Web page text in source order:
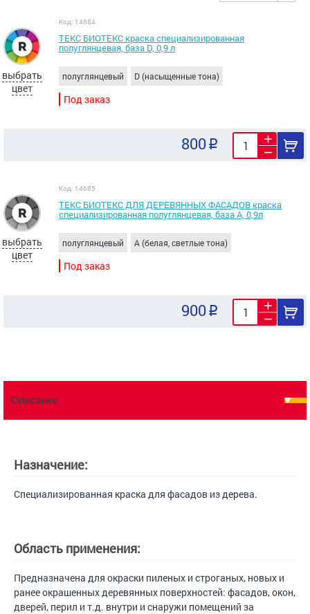
выбрать
цвет
Код: 14684
ТЕКС БИОТЕКС краска специализированная
полуглянцевая, база D, 0,9 л
полуглянцевый D (насыщенные тона)
Под заказ
800
выбрать
цвет
Код: 14685
ТЕКС БИОТЕКС ДЛЯ ДЕРЕВЯННЫХ ФАСАДОВ краска
специализированная полуглянцевая, база A, 0,9л
полуглянцевый A (белая, светлые тона)
Под заказ
900
Описание
Назначение:
Специализированная краска для фасадов из дерева.
Область применения:
Предназначена для окраски пиленых и строганых, новых и
ранее окрашенных деревянных поверхностей: фасадов, окон,
дверей, перил и т.д. внутри и снаружи помещений за